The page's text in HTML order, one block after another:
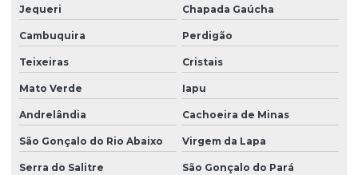
Jequeri Chapada Gaúcha
Cambuquira Perdigão
Teixeiras Cristais
Mato Verde Iapu
Andrelândia Cachoeira de Minas
São Gonçalo do Rio Abaixo Virgem da Lapa
Serra do Salitre São Gonçalo do Pará